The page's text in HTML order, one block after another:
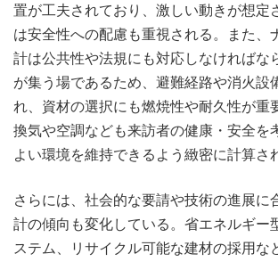
置が工夫されており、激しい動きが想定
は安全性への配慮も重視される。また、
計は公共性や法規にも対応しなければな
が集う場であるため、避難経路や消火設
れ、資材の選択にも燃焼性や耐久性が重
換気や空調なども来訪者の健康・安全を
よい環境を維持できるよう緻密に計算さ
さらには、社会的な要請や技術の進展に
計の傾向も変化している。省エネルギー
ステム、リサイクル可能な建材の採用な